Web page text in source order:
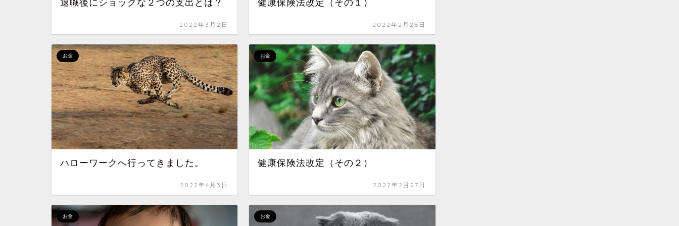
退職後にショックな２つの支出とは？
2022年3月2日
健康保険法改定（その１）
2022年2月26日
お金
ハローワークへ行ってきました。
2022年4月3日
お金
健康保険法改定（その２）
2022年2月27日
お金 お金